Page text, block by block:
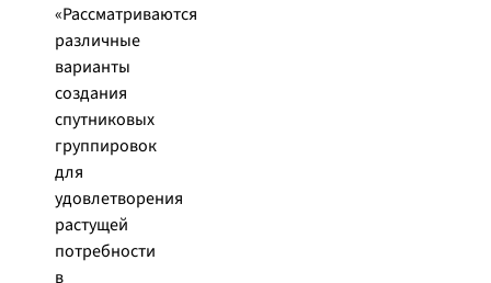
«Рассматриваются
различные
варианты
создания
спутниковых
группировок
для
удовлетворения
растущей
потребности
в